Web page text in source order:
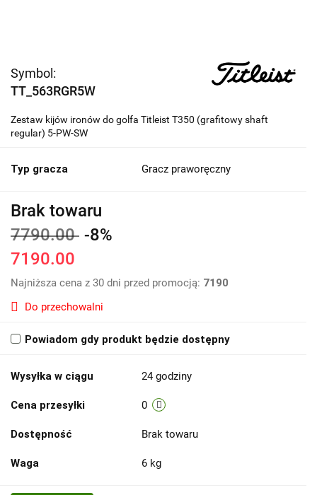
Symbol:
TT_563RGR5W
Zestaw kijów ironów do golfa Titleist T350 (grafitowy shaft
regular) 5-PW-SW
Typ gracza Gracz praworęczny
Brak towaru
7790.00 -8%
7190.00
Najniższa cena z 30 dni przed promocją: 7190
Do przechowalni
Powiadom gdy produkt będzie dostępny
Wysyłka w ciągu 24 godziny
Cena przesyłki 0
Dostępność Brak towaru
Waga 6 kg